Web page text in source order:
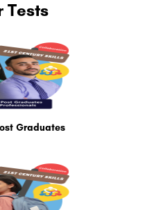
Tests
Graduates